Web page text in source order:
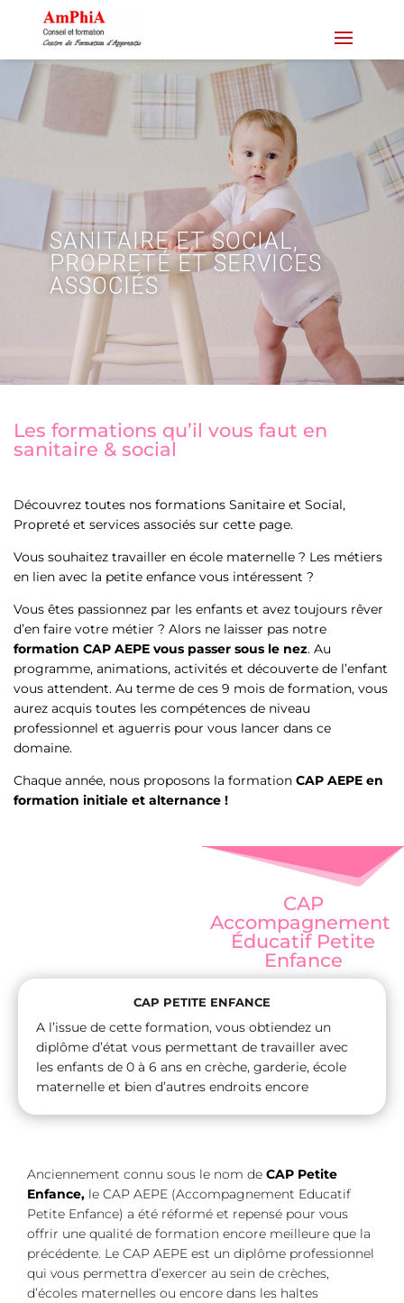
SANITAIRE ET SOCIAL,
PROPRETÉ ET SERVICES
ASSOCIÉS
Les formations qu’il vous faut en
sanitaire & social
Découvrez toutes nos formations Sanitaire et Social,
Propreté et services associés sur cette page.
Vous souhaitez travailler en école maternelle ? Les métiers
en lien avec la petite enfance vous intéressent ?
Vous êtes passionnez par les enfants et avez toujours rêver
d’en faire votre métier ? Alors ne laisser pas notre
formation CAP AEPE vous passer sous le nez. Au
programme, animations, activités et découverte de l’enfant
vous attendent. Au terme de ces 9 mois de formation, vous
aurez acquis toutes les compétences de niveau
professionnel et aguerris pour vous lancer dans ce
domaine.
Chaque année, nous proposons la formation CAP AEPE en
formation initiale et alternance !
CAP
Accompagnement
Éducatif Petite
Enfance
CAP PETITE ENFANCE
A l’issue de cette formation, vous obtiendez un
diplôme d’état vous permettant de travailler avec
les enfants de 0 à 6 ans en crèche, garderie, école
maternelle et bien d’autres endroits encore
Anciennement connu sous le nom de CAP Petite
Enfance, le CAP AEPE (Accompagnement Educatif
Petite Enfance) a été réformé et repensé pour vous
offrir une qualité de formation encore meilleure que la
précédente. Le CAP AEPE est un diplôme professionnel
qui vous permettra d’exercer au sein de crèches,
d’écoles maternelles ou encore dans les haltes